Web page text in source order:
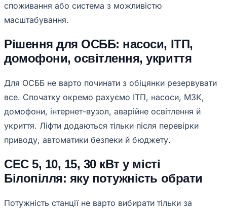
споживання або система з можливістю
масштабування.
Рішення для ОСББ: насоси, ІТП,
домофони, освітлення, укриття
Для ОСББ не варто починати з обіцянки резервувати
все. Спочатку окремо рахуємо ІТП, насоси, МЗК,
домофони, інтернет-вузол, аварійне освітлення й
укриття. Ліфти додаються тільки після перевірки
приводу, автоматики безпеки й бюджету.
СЕС 5, 10, 15, 30 кВт у місті
Білопілля: яку потужність обрати
Потужність станції не варто вибирати тільки за